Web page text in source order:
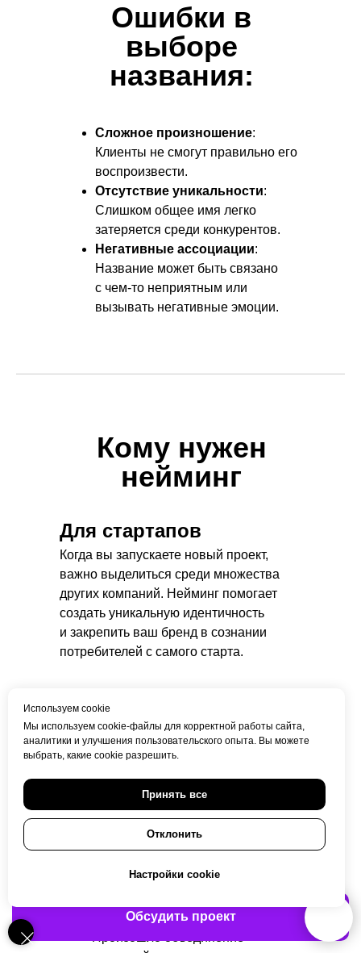
Ошибки в
выборе
названия:
Сложное произношение:
Клиенты не смогут правильно его
воспроизвести.
Отсутствие уникальности:
Слишком общее имя легко
затеряется среди конкурентов.
Негативные ассоциации:
Название может быть связано
с чем-то неприятным или
вызывать негативные эмоции.
Для стартапов
Когда вы запускаете новый проект,
важно выделиться среди множества
других компаний. Нейминг помогает
создать уникальную идентичность
и закрепить ваш бренд в сознании
потребителей с самого старта.
Для компаний на этапе
ребрендинга
обновить старое имя и выйти на новый
уровень. Особенно это актуально, если:
не отражает ценности компании.
на международные рынки.
Кому нужен
нейминг
Обсудить проект
Используем cookie
Мы используем cookie-файлы для корректной работы сайта,
аналитики и улучшения пользовательского опыта. Вы можете
выбрать, какие cookie разрешить.
Принять все
Отклонить
Настройки cookie